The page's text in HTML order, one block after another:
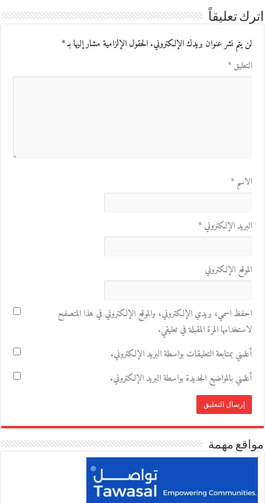
اترك تعليقاً
لن يتم نشر عنوان بريدك الإلكتروني.الحقول الإلزامية مشار إليها بـ*
التعليق*
الاسم*
البريد الإلكتروني*
الموقع الإلكتروني
احفظ اسمي، بريدي الإلكتروني، والموقع الإلكتروني في هذا المتصفح
لاستخدامها المرة المقبلة في تعليقي.
أعلمني بمتابعة التعليقات بواسطة البريد الإلكتروني.
أعلمني بالمواضيع الجديدة بواسطة البريد الإلكتروني.
مواقع مهمة